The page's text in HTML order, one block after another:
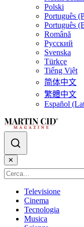
Polski
Português
Português
Română
Русский
Svenska
Türkçe
Tiếng Việt
简体中文
繁體中文
Español
✕
Televisione
Cinema
Tecnologia
Musica